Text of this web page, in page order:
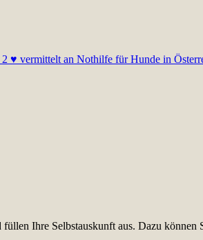
♥ vermittelt an Nothilfe für Hunde in
Ihre Selbstauskunft aus. Dazu